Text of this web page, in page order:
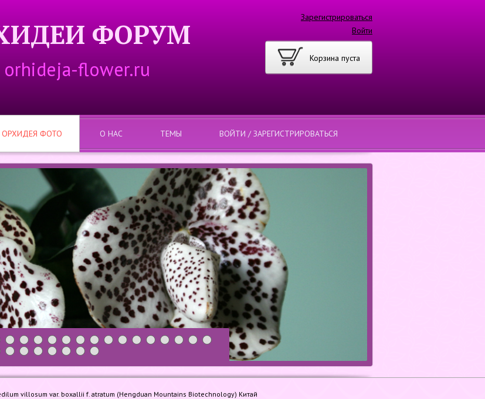
Корзина пуста
Зарегистрироваться
Войти
ФОРУМ
orhideja-flower.ru
ОРХИДЕЯ ФОТО О НАС ТЕМЫ ВОЙТИ / ЗАРЕГИСТРИРОВАТЬСЯ
4 5 6 7 8 9 10 11 12 13 14 15 16 17 18
22 23 24 25 26 27 28
villosum var. boxallii f. atratum (Hengduan Mountains Biotechnology) Китай